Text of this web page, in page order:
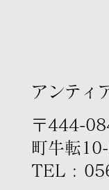
〒444-
町牛転
TEL :
アンティ